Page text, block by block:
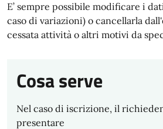
E’ sempre possibile modificare i
caso di variazioni) o cancellarla
cessata attività o altri motivi da
Cosa serve
Nel caso di iscrizione, il
presentare